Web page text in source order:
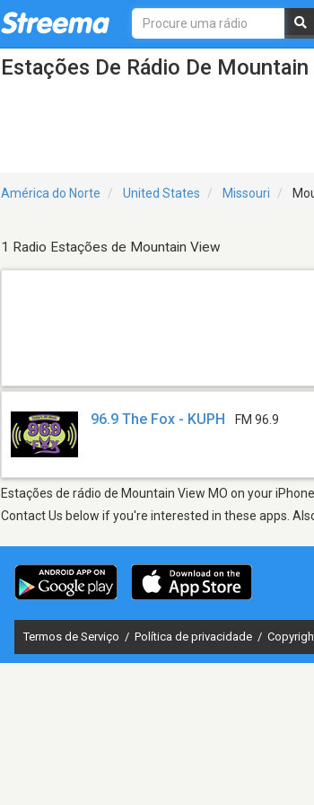
Estações De Rádio De
América do Norte United States Missouri
1 Radio Estações de Mountain View
96.9 The Fox - KUPH FM 96.9
Estações de rádio de Mountain View MO on your
Contact Us below if you're interested in these apps.
Termos de Serviço / Política de privacidade /